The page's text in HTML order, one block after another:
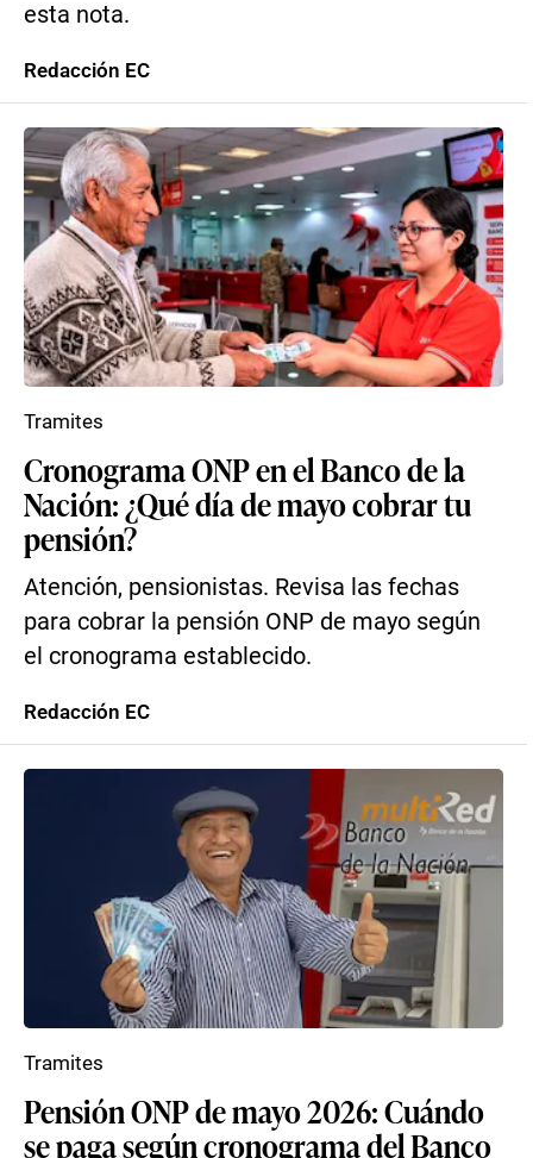
esta nota.
Redacción EC
Cronograma ONP en el Banco de la
Nación: ¿Qué día de mayo cobrar tu
pensión?
Atención, pensionistas. Revisa las fechas
para cobrar la pensión ONP de mayo según
el cronograma establecido.
Tramites
Redacción EC
Pensión ONP de mayo 2026: Cuándo
se paga según cronograma del Banco
Tramites